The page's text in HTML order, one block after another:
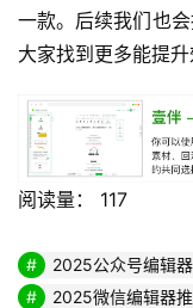
一款。后续我们也
大家找到更多能提升
阅读量： 117
2025公众号编辑
2025微信编辑器